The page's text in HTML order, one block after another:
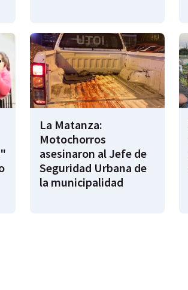
La Matanza:
Motochorros
asesinaron al Jefe de
Seguridad Urbana de
la municipalidad